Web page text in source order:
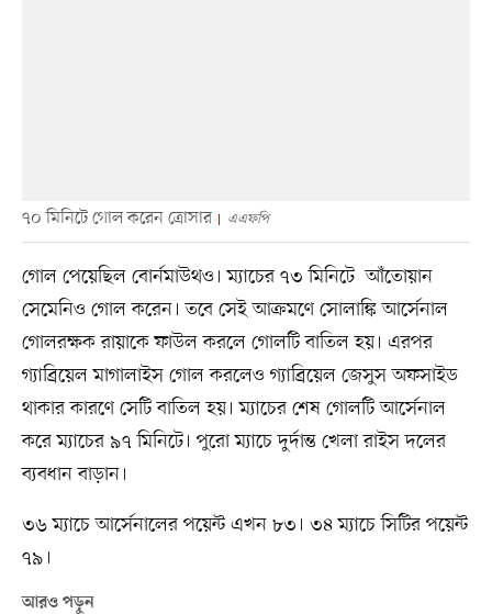
৭০ মিনিটে গোল করেন ত্রোসার এএফপি
গোল পেয়েছিল বোর্নমাউথও। ম্যাচের ৭৩ মিনিটে আঁতোয়ান
সেমেনিও গোল করেন। তবে সেই আক্রমণে সোলাঙ্কি আর্সেনাল
গোলরক্ষক রায়াকে ফাউল করলে গোলটি বাতিল হয়। এরপর
গ্যাব্রিয়েল মাগালাইস গোল করলেও গ্যাব্রিয়েল জেসুস অফসাইড
থাকার কারণে সেটি বাতিল হয়। ম্যাচের শেষ গোলটি আর্সেনাল
করে ম্যাচের ৯৭ মিনিটে। পুরো ম্যাচে দুর্দান্ত খেলা রাইস দলের
ব্যবধান বাড়ান।
৩৬ ম্যাচে আর্সেনালের পয়েন্ট এখন ৮৩। ৩৪ ম্যাচে সিটির পয়েন্ট
৭৯।
আরও পড়ুন